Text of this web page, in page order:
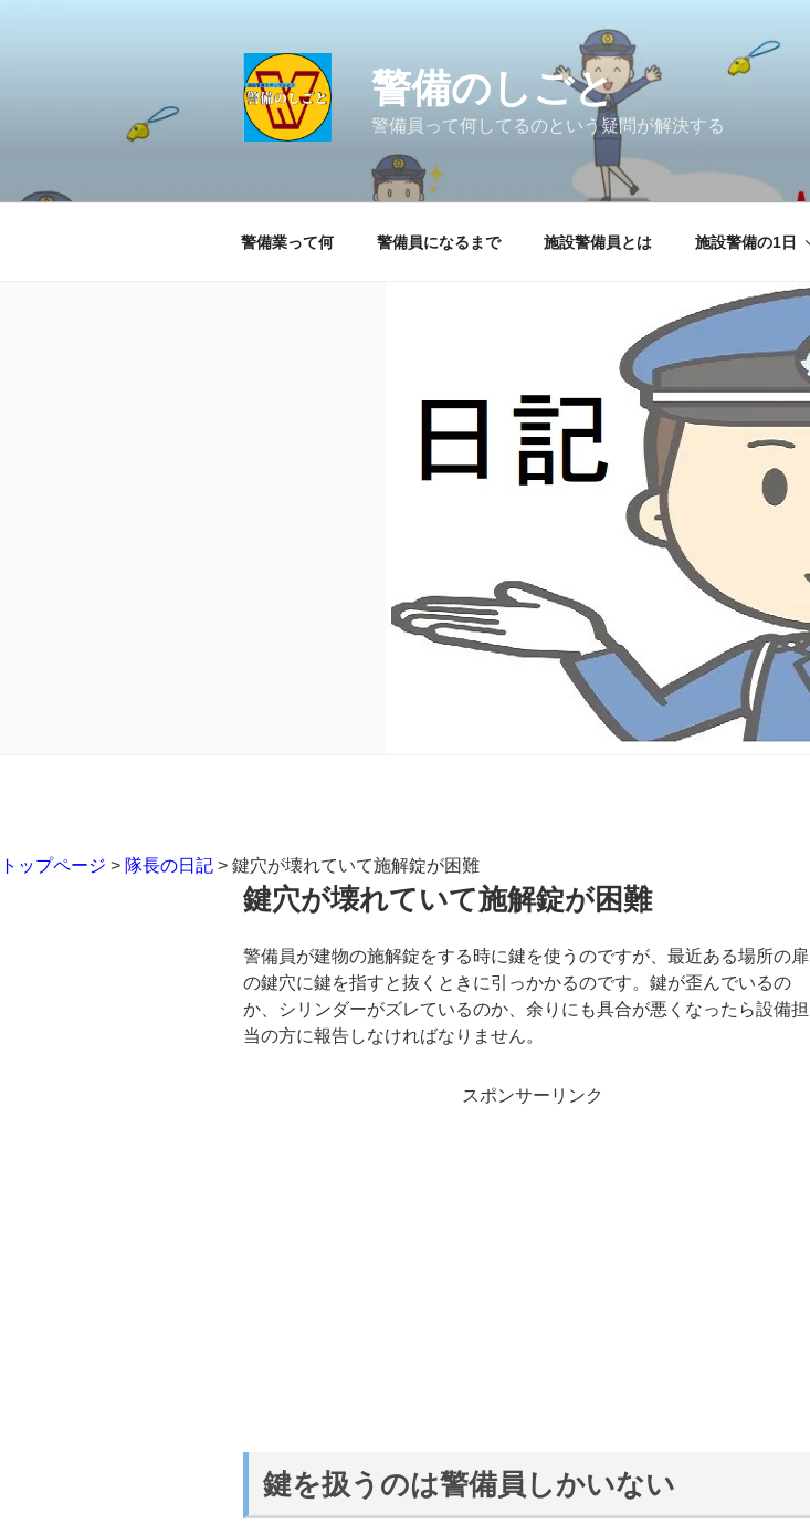
キ
警備のしごと
警備員って何してるのという疑問が解決する
警備業って何 警備員になるまで 施設警備員とは 施設警備の1日
トップページ > 隊長の日記 > 鍵穴が壊れていて施解錠が困難
鍵穴が壊れていて施解錠が困難
警備員が建物の施解錠をする時に鍵を使うのですが、最近ある場所の扉
の鍵穴に鍵を指すと抜くときに引っかかるのです。鍵が歪んでいるの
か、シリンダーがズレているのか、余りにも具合が悪くなったら設備担
当の方に報告しなければなりません。
スポンサーリンク
鍵を扱うのは警備員しかいない